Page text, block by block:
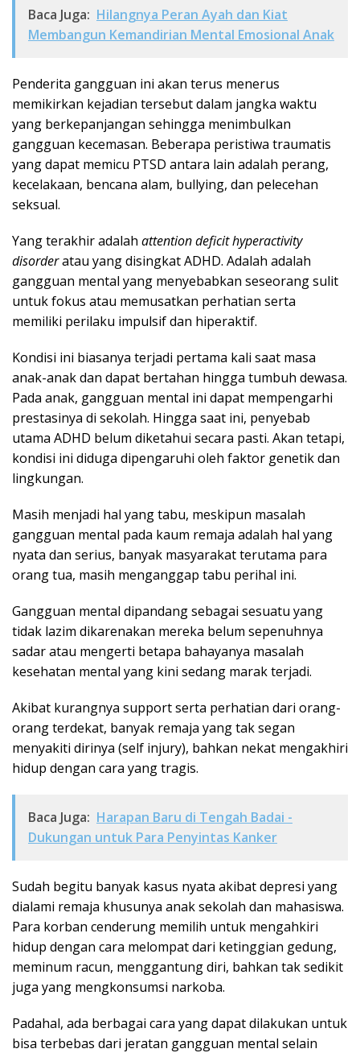
Baca Juga: Hilangnya Peran Ayah dan Kiat
Membangun Kemandirian Mental Emosional Anak
Penderita gangguan ini akan terus menerus
memikirkan kejadian tersebut dalam jangka waktu
yang berkepanjangan sehingga menimbulkan
gangguan kecemasan. Beberapa peristiwa traumatis
yang dapat memicu PTSD antara lain adalah perang,
kecelakaan, bencana alam, bullying, dan pelecehan
seksual.
Yang terakhir adalah attention deficit hyperactivity
disorderatau yang disingkat ADHD. Adalah adalah
gangguan mental yang menyebabkan seseorang sulit
untuk fokus atau memusatkan perhatian serta
memiliki perilaku impulsif dan hiperaktif.
Kondisi ini biasanya terjadi pertama kali saat masa
anak-anak dan dapat bertahan hingga tumbuh dewasa.
Pada anak, gangguan mental ini dapat mempengarhi
prestasinya di sekolah. Hingga saat ini, penyebab
utama ADHD belum diketahui secara pasti. Akan tetapi,
kondisi ini diduga dipengaruhi oleh faktor genetik dan
lingkungan.
Masih menjadi hal yang tabu, meskipun masalah
gangguan mental pada kaum remaja adalah hal yang
nyata dan serius, banyak masyarakat terutama para
orang tua, masih menganggap tabu perihal ini.
Gangguan mental dipandang sebagai sesuatu yang
tidak lazim dikarenakan mereka belum sepenuhnya
sadar atau mengerti betapa bahayanya masalah
kesehatan mental yang kini sedang marak terjadi.
Akibat kurangnya support serta perhatian dari orang-
orang terdekat, banyak remaja yang tak segan
menyakiti dirinya (self injury), bahkan nekat mengakhiri
hidup dengan cara yang tragis.
Baca Juga: Harapan Baru di Tengah Badai -
Dukungan untuk Para Penyintas Kanker
Sudah begitu banyak kasus nyata akibat depresi yang
dialami remaja khusunya anak sekolah dan mahasiswa.
Para korban cenderung memilih untuk mengahkiri
hidup dengan cara melompat dari ketinggian gedung,
meminum racun, menggantung diri, bahkan tak sedikit
juga yang mengkonsumsi narkoba.
Padahal, ada berbagai cara yang dapat dilakukan untuk
bisa terbebas dari jeratan gangguan mental selain